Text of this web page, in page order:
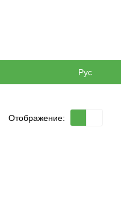
Рус
Отображение: